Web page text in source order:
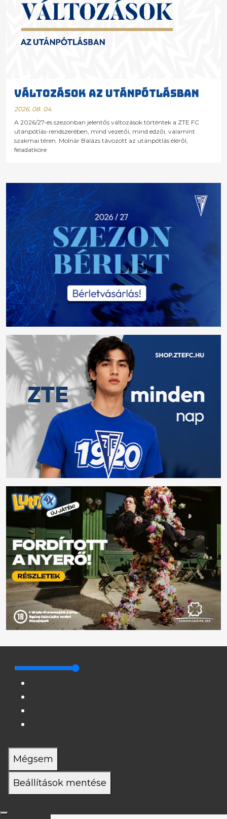
VÁLTOZÁSOK AZ UTÁNPÓTLÁSBAN
2026. 08. 04.
A 2026/27-es szezonban jelentős változások történtek a ZTE FC
utánpótlás-rendszerében, mind vezetői, mind edzői, valamint
szakmai téren. Molnár Balázs távozott az utánpótlás éléről,
feladatköre
Mégsem
Beállítások mentése